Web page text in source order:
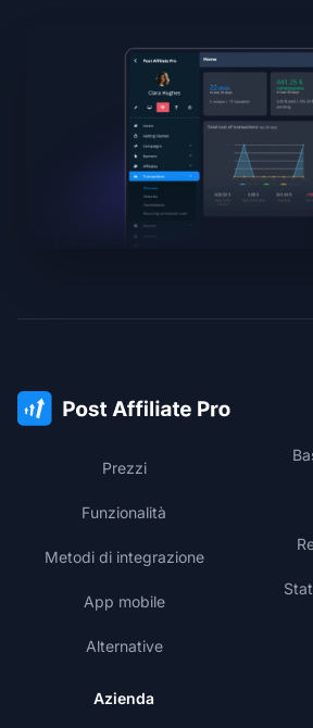
Prezzi
Funzionalità
Metodi di integrazione
App mobile
Alternative
Azienda